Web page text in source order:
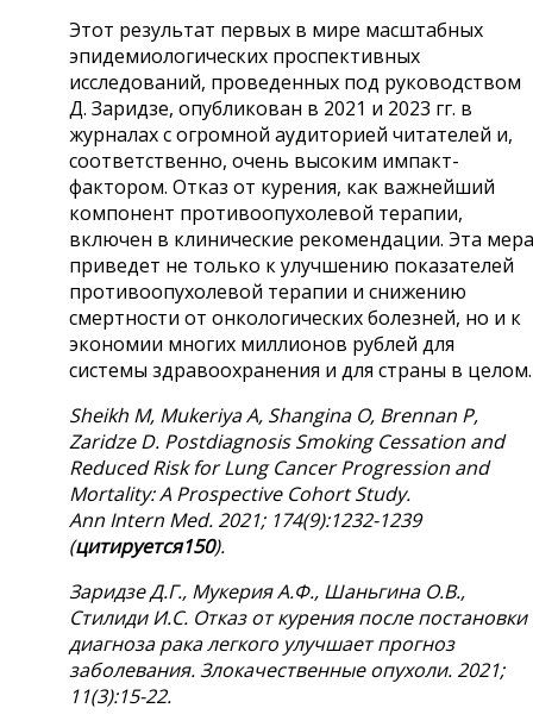
Этот результат первых в мире масштабных
эпидемиологических проспективных
исследований, проведенных под руководством
Д. Заридзе, опубликован в 2021 и 2023 гг. в
журналах с огромной аудиторией читателей и,
соответственно, очень высоким импакт-
фактором. Отказ от курения, как важнейший
компонент противоопухолевой терапии,
включен в клинические рекомендации. Эта мера
приведет не только к улучшению показателей
противоопухолевой терапии и снижению
смертности от онкологических болезней, но и к
экономии многих миллионов рублей для
системы здравоохранения и для страны в целом.
Sheikh M, Mukeriya A, Shangina O, Brennan P,
Zaridze D. Postdiagnosis Smoking Cessation and
Reduced Risk for Lung Cancer Progression and
Mortality: A Prospective Cohort Study.
Ann Intern Med. 2021; 174(9):1232-1239
(цитируется150).
Заридзе Д.Г., Мукерия А.Ф., Шаньгина О.В.,
Стилиди И.С. Отказ от курения после постановки
диагноза рака легкого улучшает прогноз
заболевания. Злокачественные опухоли. 2021;
11(3):15-22.